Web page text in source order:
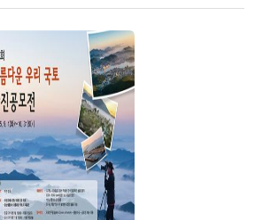
문 및 포스터 발송(광역시 ‧ 도별 교육위원회 및 초등학교),
◦ 7~9월 : 원고 접수(7월 15일 ~ 9월 10일) ◦ 9~10월 :
차 심사(09.20~30), 3차 심사(10.01~10) ◦ 10월14일(화)
령 ◦ 응모내용 : 산문(생활문,
: 200자 원고지 10장 내외 ◦ 응모방법 : 학교별 또는 개인별
응모 시 무효처리) □ 시상내용 ㅇ 개인부문 구
구원장상(2명) 상장 및 장학금
상(1명) 상장 및 부상